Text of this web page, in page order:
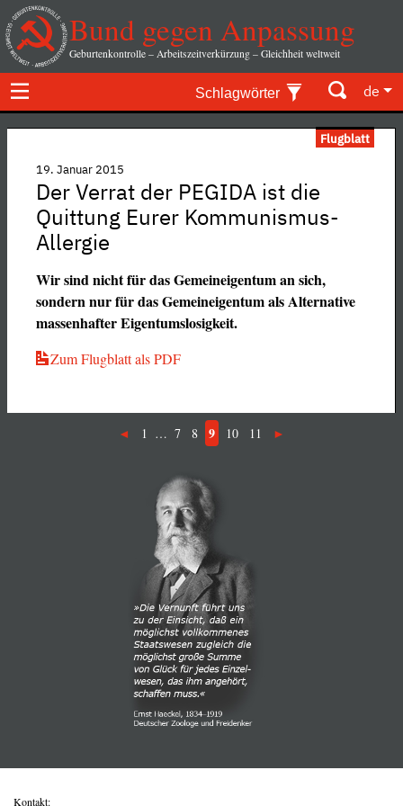
Bund gegen Anpassung
Geburtenkontrolle – Arbeitszeitverkürzung – Gleichheit weltweit
Schlagwörter de
Flugblatt
19. Januar 2015
Der Verrat der PEGIDA ist die
Quittung Eurer Kommunismus-
Allergie
Wir sind nicht für das Gemeineigentum an sich,
sondern nur für das Gemeineigentum als Alternative
massenhafter Eigentumslosigkeit.
Zum Flugblatt als PDF
1 … 7 8 9 10 11
Kontakt: